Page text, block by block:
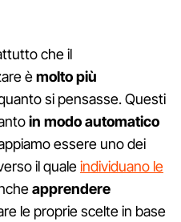
che il
èmolto più
si pensasse. Questi
in modo automatico
essere uno dei
il qualeindividuano le
apprendere
le proprie scelte in base